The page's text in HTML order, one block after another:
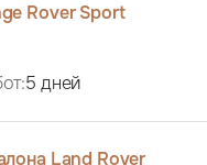
Rover Sport
5 дней
Land Rover